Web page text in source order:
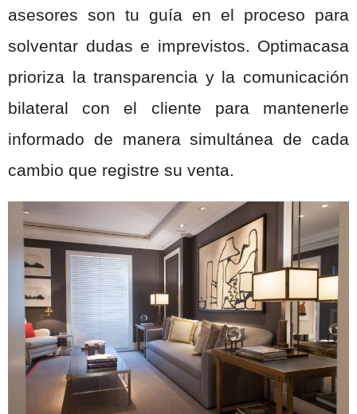
asesores son tu guía en el proceso para
solventar dudas e imprevistos. Optimacasa
prioriza la transparencia y la comunicación
bilateral con el cliente para mantenerle
informado de manera simultánea de cada
cambio que registre su venta.